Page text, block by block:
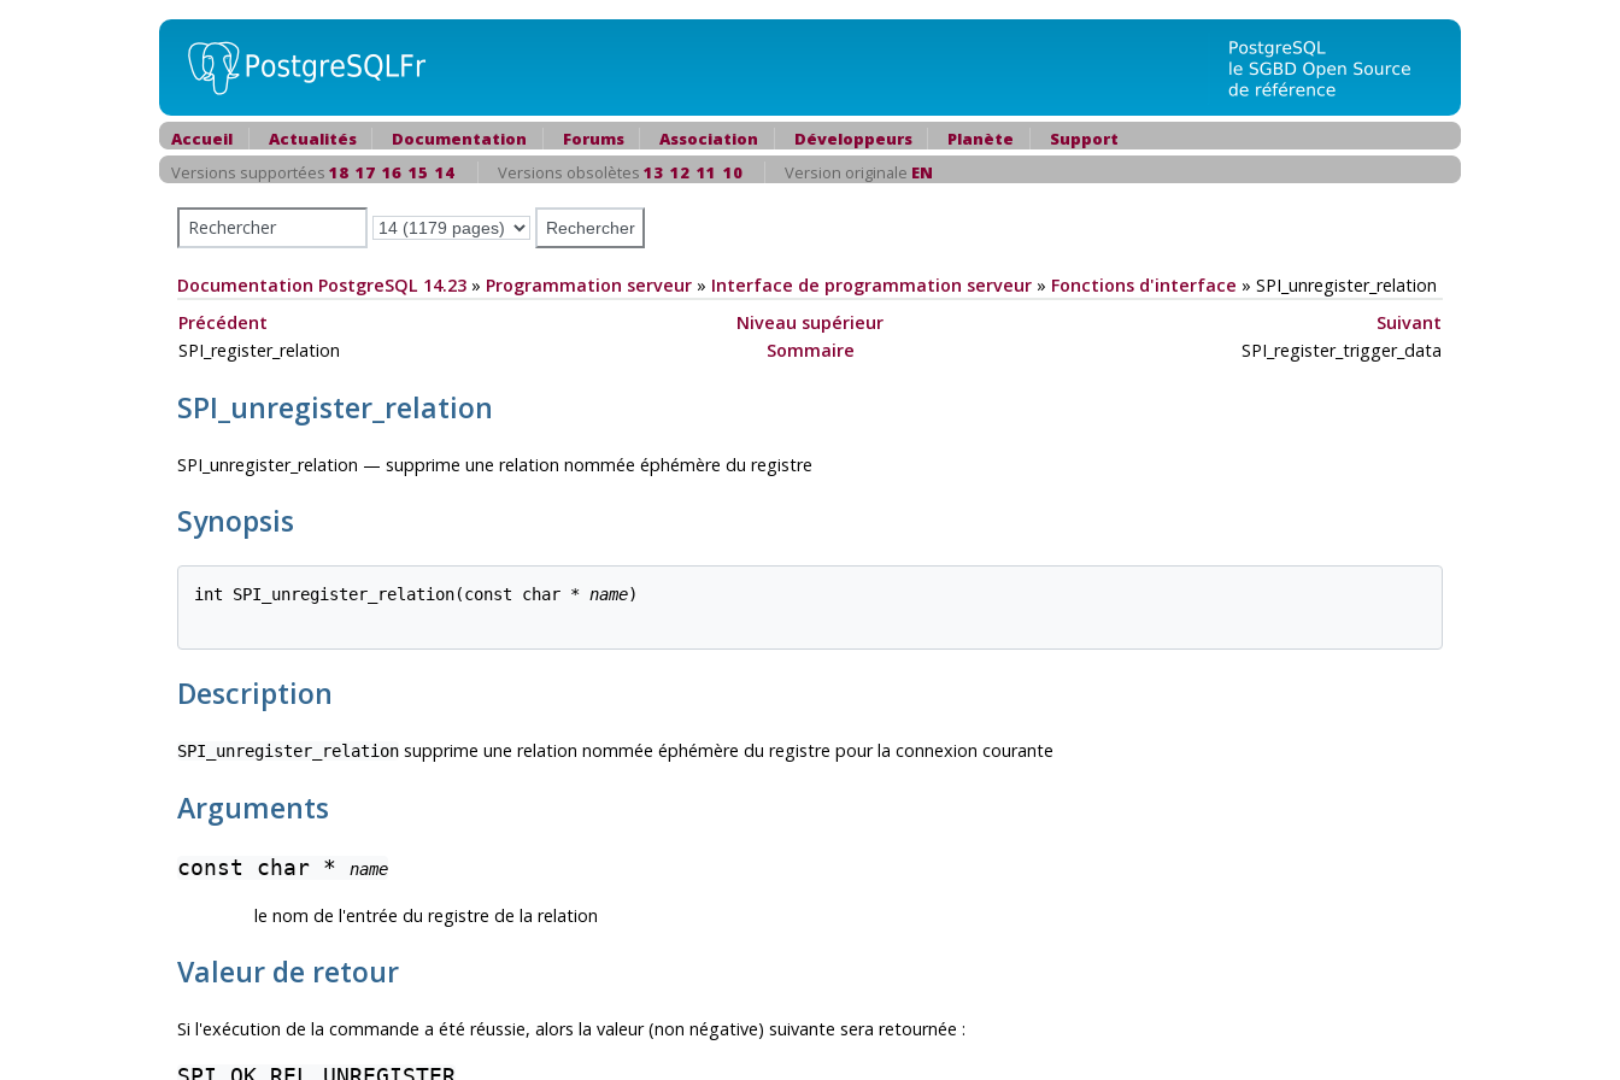
Accueil Actualités Documentation Forums Association Développeurs Planète
Support
Versions supportées 18 17 16 15 14 Versions obsolètes 13 12 11 10 Version originale EN
Documentation PostgreSQL 14.23 » Programmation serveur » Interface de programmation serveur » Fonctions d'interface » SPI_unregister_relation
Précédent
Niveau supérieur
Suivant
SPI_register_relation
Sommaire SPI_register_trigger_data
SPI_unregister_relation
SPI_unregister_relation — supprime une relation nommée éphémère du registre
Synopsis
int SPI_unregister_relation(const char * name)
Description
SPI_unregister_relation supprime une relation nommée éphémère du registre pour la connexion courante
Arguments
const char * name
le nom de l'entrée du registre de la relation
Valeur de retour
Si l'exécution de la commande a été réussie, alors la valeur (non négative) suivante sera retournée :